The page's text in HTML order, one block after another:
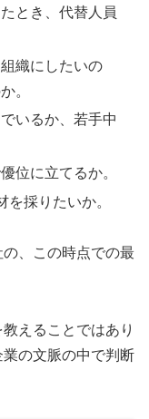
とき、代替人員
織にしたいの
。
いるか、若手中
位に立てるか。
採りたいか。
、この時点での最
えることではあり
の文脈の中で判断